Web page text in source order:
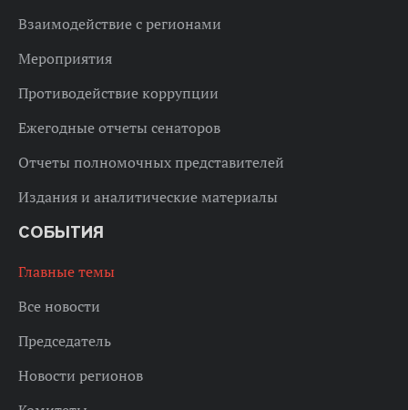
Взаимодействие с регионами
Мероприятия
Противодействие коррупции
Ежегодные отчеты сенаторов
Отчеты полномочных представителей
Издания и аналитические материалы
СОБЫТИЯ
Главные темы
Все новости
Председатель
Новости регионов